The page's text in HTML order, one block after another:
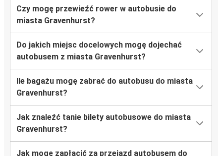
Czy mogę przewieźć rower w autobusie do
miasta Gravenhurst?
Do jakich miejsc docelowych mogę dojechać
autobusem z miasta Gravenhurst?
Ile bagażu mogę zabrać do autobusu do miasta
Gravenhurst?
Jak znaleźć tanie bilety autobusowe do miasta
Gravenhurst?
Jak mogę zapłacić za przejazd autobusem do